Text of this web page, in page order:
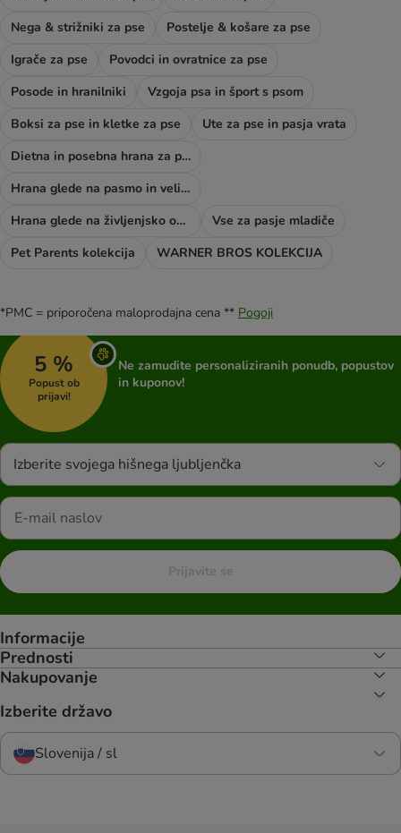
Nega & strižniki za pse
Postelje & košare za pse
Igrače za pse
Povodci in ovratnice za pse
Posode in hranilniki
Vzgoja psa in šport s psom
Boksi za pse in kletke za pse
Ute za pse in pasja vrata
Dietna in posebna hrana za pse
Hrana glede na pasmo in velikost psa
Hrana glede na življenjsko obdobje psa
Vse za pasje mladiče
Pet Parents kolekcija
WARNER BROS KOLEKCIJA
*PMC = priporočena maloprodajna cena ** Pogoji
5 %
Popust ob
prijavi!
Ne zamudite personaliziranih ponudb, popustov
in kuponov!
Izberite svojega hišnega ljubljenčka
Prijavite se
Informacije
Prednosti
Nakupovanje
Izberite državo
Slovenija / sl